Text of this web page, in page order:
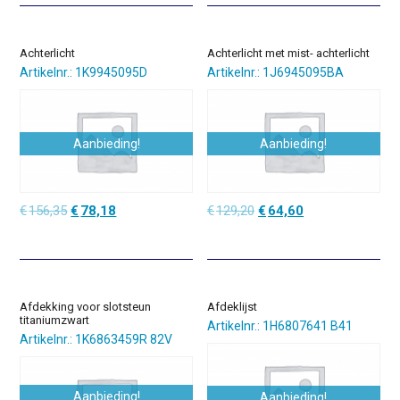
€86,15. €60,31.
€86,15. €60,31.
Achterlicht
Artikelnr.: 1K9945095D
Aanbieding!
€156,35Oorspronkelijke
€156,35.
€ 78,18
€78,18.
Achterlicht met mist- achterlicht
Artikelnr.: 1J6945095BA
Aanbieding!
€129,20 Oorspronkelijke
€129,20.
€ 64,60Huidige
€64,60.
Afdekking voor slotsteun
titaniumzwart
Artikelnr.: 1K6863459R 82V
Aanbieding!
Afdeklijst
Artikelnr.: 1H6807641 B41